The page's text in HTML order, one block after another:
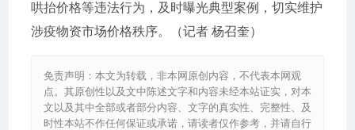
哄抬价格等违法行为，及时曝光典型案例，切实维护
涉疫物资市场价格秩序。（记者 杨召奎）
免责声明：本文为转载，非本网原创内容，不代表本网观
点。其原创性以及文中陈述文字和内容未经本站证实，对本
文以及其中全部或者部分内容、文字的真实性、完整性、及
时性本站不作任何保证或承诺，请读者仅作参考，并请自行